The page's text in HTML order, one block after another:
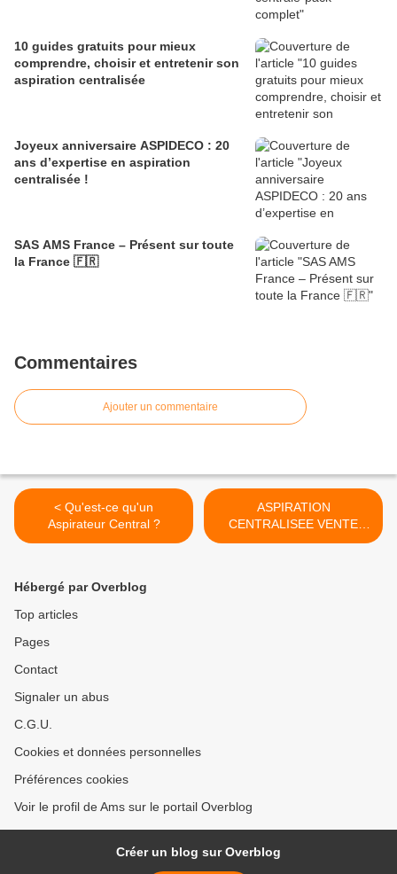
10 guides gratuits pour mieux
comprendre, choisir et entretenir son
aspiration centralisée
Joyeux anniversaire ASPIDECO : 20
ans d’expertise en aspiration
centralisée !
SAS AMS France – Présent sur toute
la France 🇫🇷
Commentaires
Ajouter un commentaire
< Qu'est-ce qu'un
Aspirateur Central ?
ASPIRATION
CENTRALISEE VENTE
FLASH >
Hébergé par Overblog
Top articles
Pages
Contact
Signaler un abus
C.G.U.
Cookies et données personnelles
Préférences cookies
Voir le profil de Ams sur le portail Overblog
Créer un blog sur Overblog